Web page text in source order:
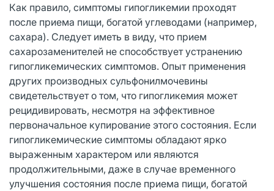
Как правило, симптомы гипогликемии проходят
после приема пищи, богатой углеводами (например,
сахара). Следует иметь в виду, что прием
сахарозаменителей не способствует устранению
гипогликемических симптомов. Опыт применения
других производных сульфонилмочевины
свидетельствует о том, что гипогликемия может
рецидивировать, несмотря на эффективное
первоначальное купирование этого состояния. Если
гипогликемические симптомы обладают ярко
выраженным характером или являются
продолжительными, даже в случае временного
улучшения состояния после приема пищи, богатой